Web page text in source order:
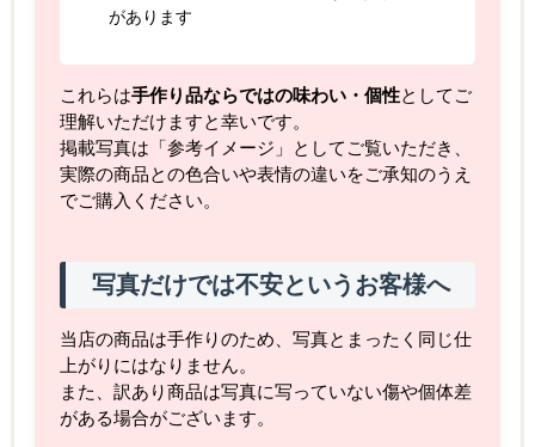
があります
これらは手作り品ならではの味わい・個性としてご
理解いただけますと幸いです。
掲載写真は「参考イメージ」としてご覧いただき、
実際の商品との色合いや表情の違いをご承知のうえ
でご購入ください。
写真だけでは不安というお客様へ
当店の商品は手作りのため、写真とまったく同じ仕
上がりにはなりません。
また、訳あり商品は写真に写っていない傷や個体差
がある場合がございます。